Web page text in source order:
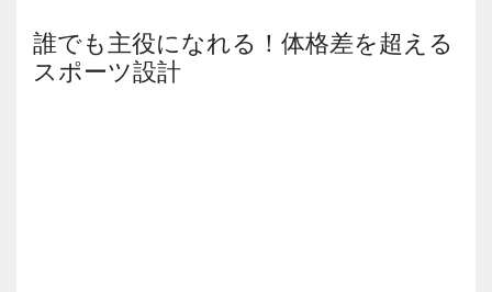
誰でも主役になれる！体格差を超える
スポーツ設計